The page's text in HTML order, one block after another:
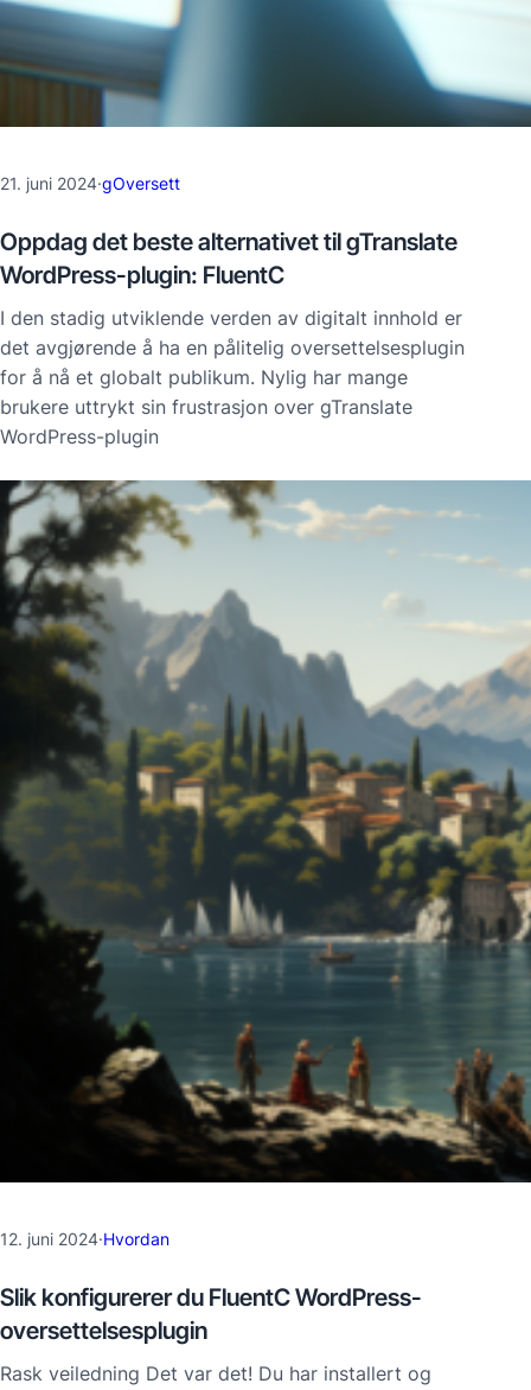
21. juni 2024·gOversett
Oppdag det beste alternativet til gTranslate
WordPress-plugin: FluentC
I den stadig utviklende verden av digitalt innhold er
det avgjørende å ha en pålitelig oversettelsesplugin
for å nå et globalt publikum. Nylig har mange
brukere uttrykt sin frustrasjon over gTranslate
WordPress-plugin
12. juni 2024·Hvordan
Slik konfigurerer du FluentC WordPress-
oversettelsesplugin
Rask veiledning Det var det! Du har installert og